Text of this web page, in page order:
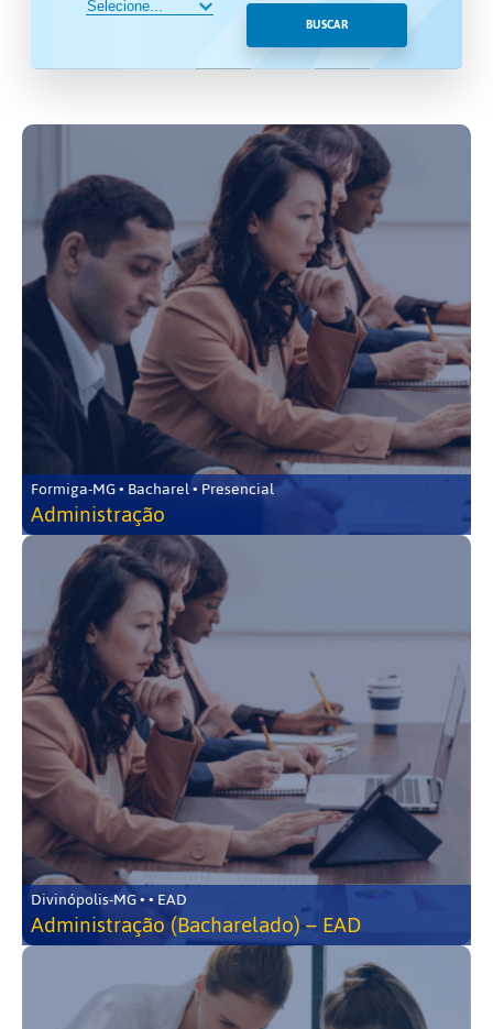
BUSCAR
Formiga-MG • Bacharel • Presencial
Administração
Divinópolis-MG • • EAD
Administração (Bacharelado) – EAD